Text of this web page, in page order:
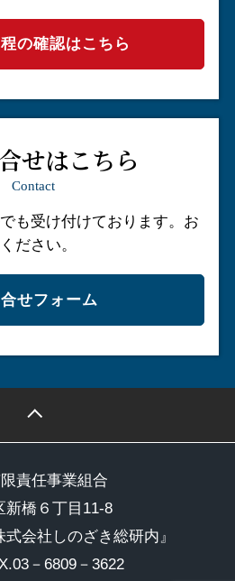
の確認はこちら
せはこちら
Contact
も受け付けております。 お
ださい。
せフォーム
責任事業組合
新橋６丁目11-8
会社しのざき総研内』
－6809－3622